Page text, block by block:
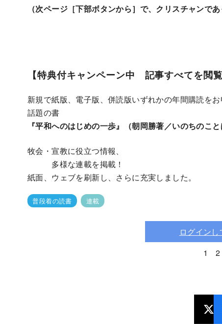
（次ページ［下部ボタンから］で、クリスチャンで
【特典付キャンペーン中 記事すべてを閲
新規で紙版、電子版、併読版いずれかの年間購読をお
話題の書
『平和へのはじめの一歩』（朝岡勝著／いのちのこ
牧会・宣教に役立つ情報、
多様な連載を掲載！
紙面、ウェブを刷新し、さらに充実しました。
普段着の読書 連載
ログイン
1
2